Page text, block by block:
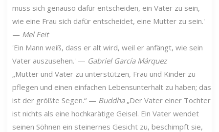
muss sich genauso dafür entscheiden, ein Vater zu sein,
wie eine Frau sich dafür entscheidet, eine Mutter zu sein.'
— Mel Feit
'Ein Mann weiß, dass er alt wird, weil er anfängt, wie sein
Vater auszusehen.' — Gabriel García Márquez
„Mutter und Vater zu unterstützen, Frau und Kinder zu
pflegen und einen einfachen Lebensunterhalt zu haben; das
ist der größte Segen.“ — Buddha„Der Vater einer Tochter
ist nichts als eine hochkarätige Geisel. Ein Vater wendet
seinen Söhnen ein steinernes Gesicht zu, beschimpft sie,